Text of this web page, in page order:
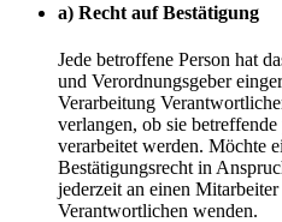
a) Recht auf Bestätigung
Jede betroffene Person hat
und Verordnungsgeber
Verarbeitung
verlangen, ob sie
verarbeitet werden. Möchte
Bestätigungsrecht in
jederzeit an einen
Verantwortlichen wenden.